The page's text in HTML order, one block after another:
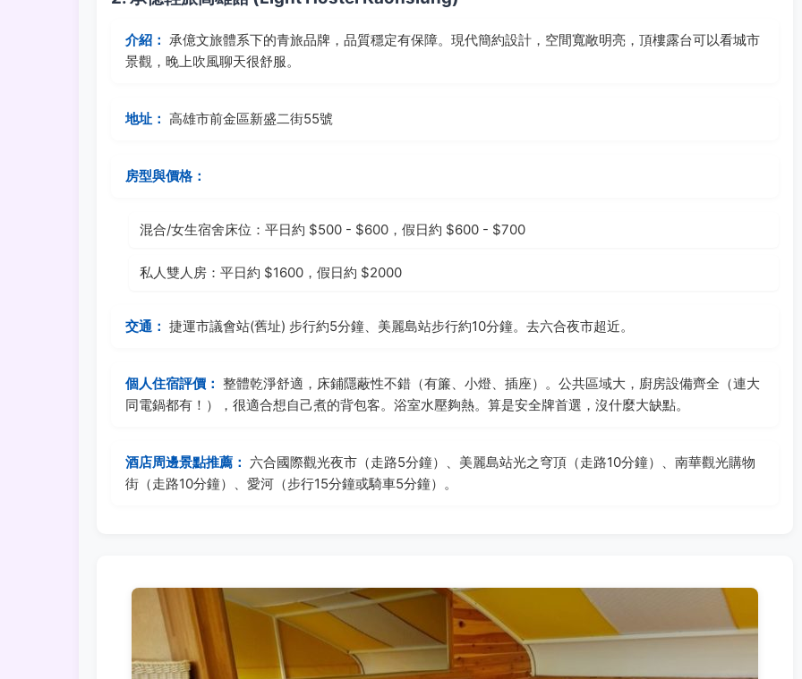
介紹： 承億文旅體系下的青旅品牌，品質穩定有保障。現代簡約設計，空間寬敞明亮，頂樓露台可以看城市
景觀，晚上吹風聊天很舒服。
地址： 高雄市前金區新盛二街55號
房型與價格：
混合/女生宿舍床位：平日約 $500 - $600，假日約 $600 - $700
私人雙人房：平日約 $1600，假日約 $2000
交通： 捷運市議會站(舊址) 步行約5分鐘、美麗島站步行約10分鐘。去六合夜市超近。
個人住宿評價： 整體乾淨舒適，床鋪隱蔽性不錯（有簾、小燈、插座）。公共區域大，廚房設備齊全（連大
同電鍋都有！），很適合想自己煮的背包客。浴室水壓夠熱。算是安全牌首選，沒什麼大缺點。
酒店周邊景點推薦： 六合國際觀光夜市（走路5分鐘）、美麗島站光之穹頂（走路10分鐘）、南華觀光購物
街（走路10分鐘）、愛河（步行15分鐘或騎車5分鐘）。